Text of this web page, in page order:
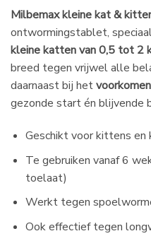
Milbemax kleine kat &
ontwormingstablet,
kleine katten van 0,5 tot 2
breed tegen vrijwel alle
daarnaast bij het
gezonde start én blijvende
Geschikt voor kittens
Te gebruiken vanaf 6
toelaat)
Werkt tegen
Ook effectief tegen